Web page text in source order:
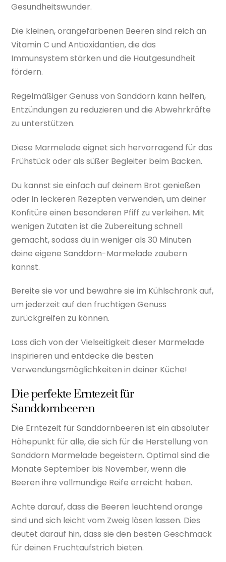
Gesundheitswunder.
Die kleinen, orangefarbenen Beeren sind reich an
Vitamin C und Antioxidantien, die das
Immunsystem stärken und die Hautgesundheit
fördern.
Regelmäßiger Genuss von Sanddorn kann helfen,
Entzündungen zu reduzieren und die Abwehrkräfte
zu unterstützen.
Diese Marmelade eignet sich hervorragend für das
Frühstück oder als süßer Begleiter beim Backen.
Du kannst sie einfach auf deinem Brot genießen
oder in leckeren Rezepten verwenden, um deiner
Konfitüre einen besonderen Pfiff zu verleihen. Mit
wenigen Zutaten ist die Zubereitung schnell
gemacht, sodass du in weniger als 30 Minuten
deine eigene Sanddorn-Marmelade zaubern
kannst.
Bereite sie vor und bewahre sie im Kühlschrank auf,
um jederzeit auf den fruchtigen Genuss
zurückgreifen zu können.
Lass dich von der Vielseitigkeit dieser Marmelade
inspirieren und entdecke die besten
Verwendungsmöglichkeiten in deiner Küche!
Die perfekte Erntezeit für
Sanddornbeeren
Die Erntezeit für Sanddornbeeren ist ein absoluter
Höhepunkt für alle, die sich für die Herstellung von
Sanddorn Marmelade begeistern. Optimal sind die
Monate September bis November, wenn die
Beeren ihre vollmundige Reife erreicht haben.
Achte darauf, dass die Beeren leuchtend orange
sind und sich leicht vom Zweig lösen lassen. Dies
deutet darauf hin, dass sie den besten Geschmack
für deinen Fruchtaufstrich bieten.